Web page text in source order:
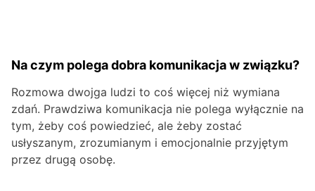
Na czym polega dobra komunikacja w związku?
Rozmowa dwojga ludzi to coś więcej niż wymiana
zdań. Prawdziwa komunikacja nie polega wyłącznie na
tym, żeby coś powiedzieć, ale żeby zostać
usłyszanym, zrozumianym i emocjonalnie przyjętym
przez drugą osobę.